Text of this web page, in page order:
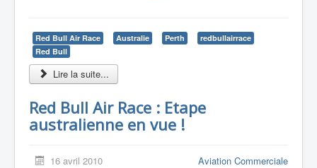
Red Bull Air Race Australie Perth
redbullairrace
Red Bull
Lire la suite...
Red Bull Air Race : Etape
australienne en vue !
16 avril 2010 Aviation Commerciale